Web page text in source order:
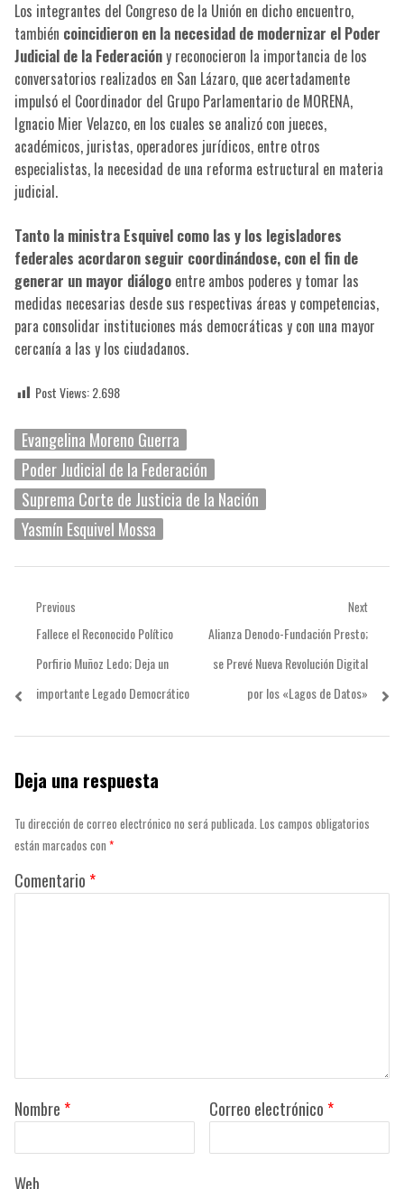
Los integrantes del Congreso de la Unión en dicho encuentro,
también coincidieron en la necesidad de modernizar el Poder
Judicial de la Federacióny reconocieron la importancia de los
conversatorios realizados en San Lázaro, que acertadamente
impulsó el Coordinador del Grupo Parlamentario de MORENA,
Ignacio Mier Velazco, en los cuales se analizó con jueces,
académicos, juristas, operadores jurídicos, entre otros
especialistas, la necesidad de una reforma estructural en materia
judicial.
Tanto la ministra Esquivel como las y los legisladores
federales acordaron seguir coordinándose, con el fin de
generar un mayor diálogoentre ambos poderes y tomar las
medidas necesarias desde sus respectivas áreas y competencias,
para consolidar instituciones más democráticas y con una mayor
cercanía a las y los ciudadanos.
Post Views: 2.698
Evangelina Moreno Guerra
Poder Judicial de la Federación
Suprema Corte de Justicia de la Nación
Yasmín Esquivel Mossa
Navegación
entradas
Previous
Previous
post:
Fallece el Reconocido Político
Porfirio Muñoz Ledo; Deja un
importante Legado Democrático
Next
Next
post:
Alianza Denodo-Fundación Presto;
se Prevé Nueva Revolución Digital
por los «Lagos de Datos»
Deja una respuesta
Tu dirección de correo electrónico no será publicada. Los campos obligatorios
están marcados con *
Comentario *
Nombre * Correo electrónico *
Web